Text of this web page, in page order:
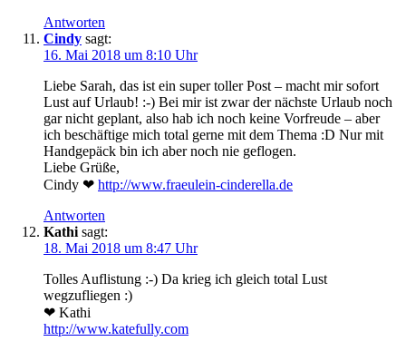
Antworten
Cindy sagt:
16. Mai 2018 um 8:10 Uhr
Liebe Sarah, das ist ein super toller Post – macht mir sofort
Lust auf Urlaub! :-) Bei mir ist zwar der nächste Urlaub noch
gar nicht geplant, also hab ich noch keine Vorfreude – aber
ich beschäftige mich total gerne mit dem Thema :D Nur mit
Handgepäck bin ich aber noch nie geflogen.
Liebe Grüße,
Cindy ❤ http://www.fraeulein-cinderella.de
Antworten
Kathi sagt:
18. Mai 2018 um 8:47 Uhr
Tolles Auflistung :-) Da krieg ich gleich total Lust
wegzufliegen :)
❤ Kathi
http://www.katefully.com